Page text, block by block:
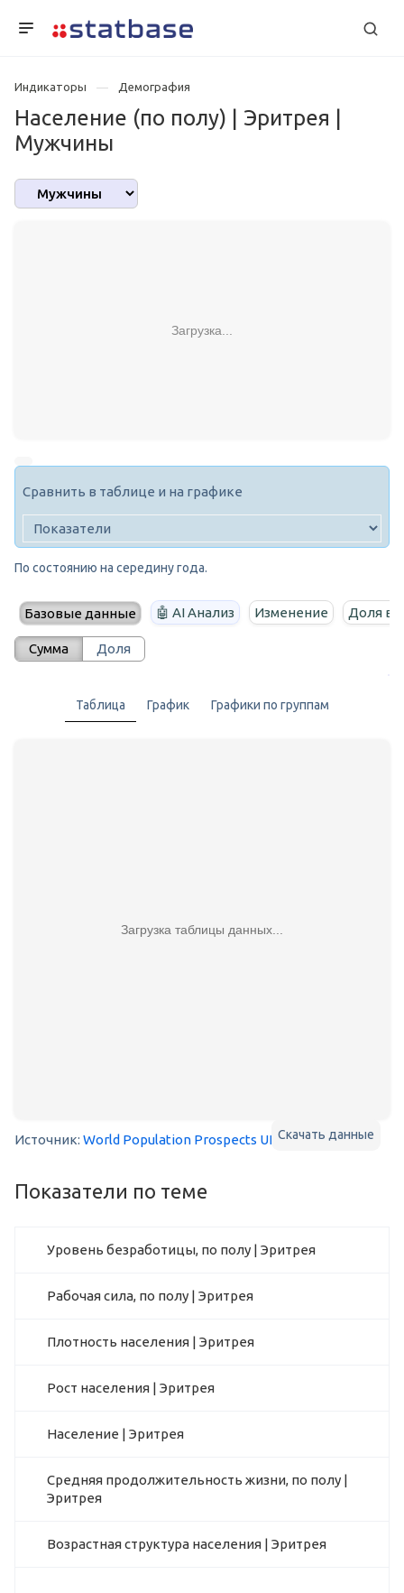
Индикаторы Демография
Население (по полу) | Эритрея |
Мужчины
Загрузка...
Сравнить в таблице и на графике
По состоянию на середину года.
Базовые данные 🤖 AI Анализ Изменение Доля в
Сумма Доля
Таблица График Графики по группам
Загрузка таблицы данных...
Скачать данные
Источник: World Population Prospects UN| О показателе
Показатели по теме
Уровень безработицы, по полу | Эритрея
Рабочая сила, по полу | Эритрея
Плотность населения | Эритрея
Рост населения | Эритрея
Население | Эритрея
Средняя продолжительность жизни, по полу |
Эритрея
Возрастная структура населения | Эритрея